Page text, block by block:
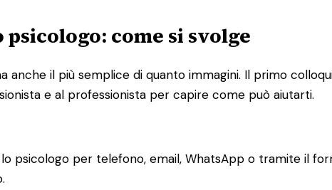
come si svolge
anche il più semplice di quanto immagini. Il primo
e al professionista per capire come può aiutarti.
psicologo per telefono, email, WhatsApp o tramite il